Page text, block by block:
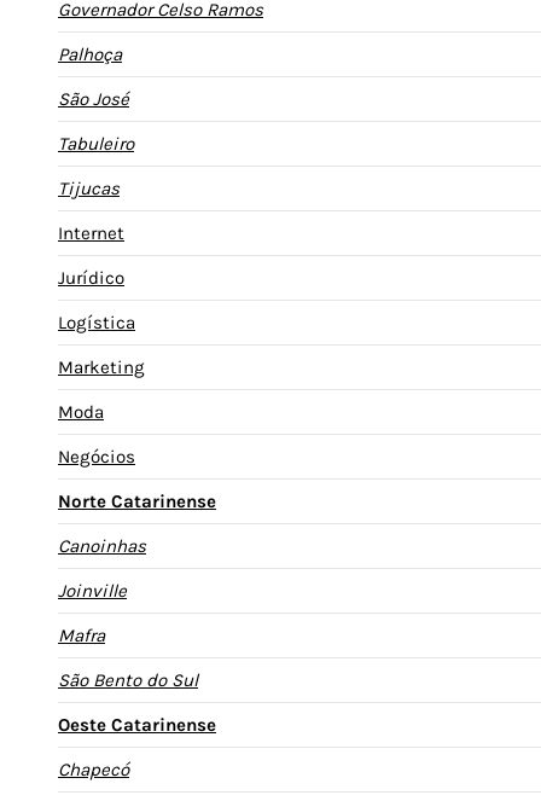
Governador Celso Ramos
Palhoça
São José
Tabuleiro
Tijucas
Internet
Jurídico
Logística
Marketing
Moda
Negócios
Norte Catarinense
Canoinhas
Joinville
Mafra
São Bento do Sul
Oeste Catarinense
Chapecó